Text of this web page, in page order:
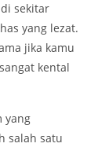
sekitar
yang lezat.
jika kamu
kental
yang
salah satu